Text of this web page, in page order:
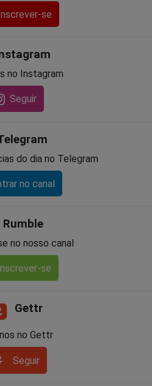
Inscrever-se
no Instagram
Seguir
do dia no Telegram
no canal
Rumble
no nosso canal
Inscrever-se
Gettr
no Gettr
Seguir